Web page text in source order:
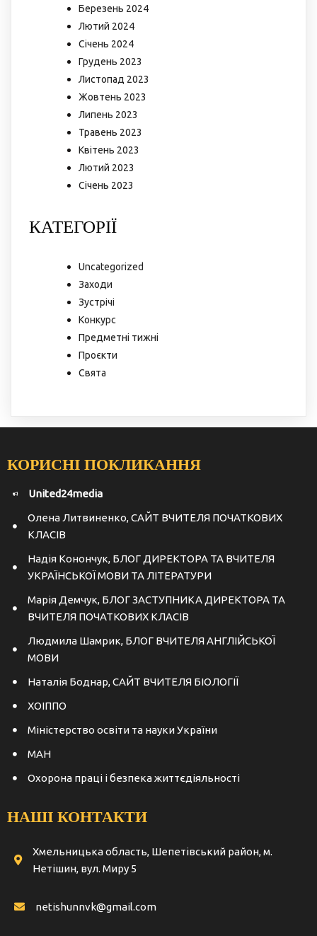
Березень 2024
Лютий 2024
Січень 2024
Грудень 2023
Листопад 2023
Жовтень 2023
Липень 2023
Травень 2023
Квітень 2023
Лютий 2023
Січень 2023
КАТЕГОРІЇ
Uncategorized
Заходи
Зустрічі
Конкурс
Предметні тижні
Проєкти
Свята
КОРИСНІ ПОКЛИКАННЯ
United24media
Олена Литвиненко, САЙТ ВЧИТЕЛЯ ПОЧАТКОВИХ
КЛАСІВ
Надія Конончук, БЛОГ ДИРЕКТОРА ТА ВЧИТЕЛЯ
УКРАЇНСЬКОЇ МОВИ ТА ЛІТЕРАТУРИ
Марія Демчук, БЛОГ ЗАСТУПНИКА ДИРЕКТОРА ТА
ВЧИТЕЛЯ ПОЧАТКОВИХ КЛАСІВ
Людмила Шамрик, БЛОГ ВЧИТЕЛЯ АНГЛІЙСЬКОЇ
МОВИ
Наталія Боднар, САЙТ ВЧИТЕЛЯ БІОЛОГІЇ
ХОІППО
Міністерство освіти та науки України
МАН
Охорона праці і безпека життєдіяльності
НАШІ КОНТАКТИ
Хмельницька область, Шепетівський район, м.
Нетішин, вул. Миру 5
netishunnvk@gmail.com